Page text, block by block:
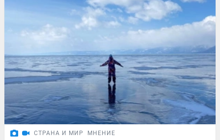
СТРАНА И МИР МНЕНИЕ